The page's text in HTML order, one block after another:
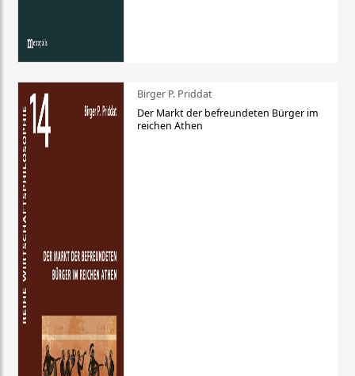
Birger P. Priddat
Der Markt der befreundeten Bürger im
reichen Athen